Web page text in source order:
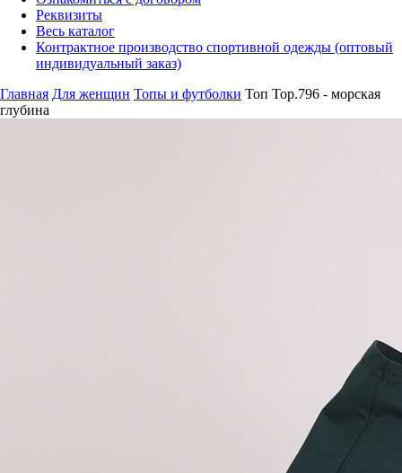
Реквизиты
Весь каталог
Контрактное производство спортивной одежды (оптовый
индивидуальный заказ)
Главная Для женщин Топы и футболки Топ Top.796 - морская
глубина